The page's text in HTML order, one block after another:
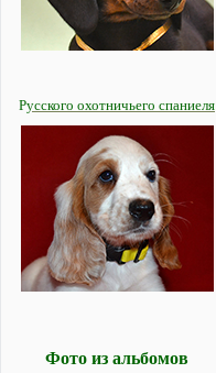
Русского охотничьего спаниеля
Фото из альбомов